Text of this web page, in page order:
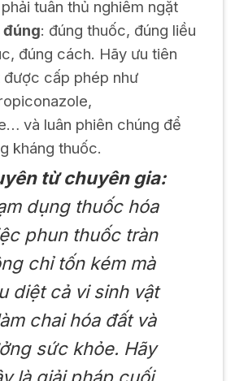
nhiên, bà con phải tuân thủ nghiêm ngặt
đúng: đúng thuốc, đúng liều
đúng cách. Hãy ưu tiên
cấp phép như
và luân phiên chúng để
kháng thuốc.
từ chuyên gia:
dụng thuốc hóa
phun thuốc tràn
chỉ tốn kém mà
diệt cả vi sinh vật
chai hóa đất và
sức khỏe. Hãy